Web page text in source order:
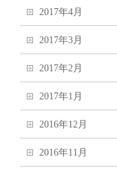
2017年4月
2017年3月
2017年2月
2017年1月
2016年12月
2016年11月